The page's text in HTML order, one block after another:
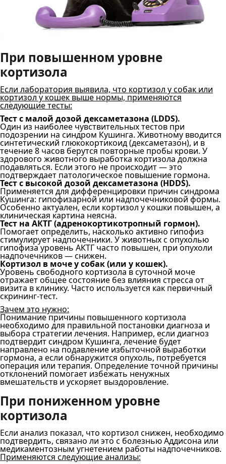
При повышенном уровне
кортизола
Если лаборатория выявила, что кортизол у собак или
кортизол у кошек выше нормы, применяются
следующие тесты:
Тест с малой дозой дексаметазона (LDDS).
Один из наиболее чувствительных тестов при
подозрении на синдром Кушинга. Животному вводится
синтетический глюкокортикоид (дексаметазон), и в
течение 8 часов берутся повторные пробы крови. У
здорового животного выработка кортизола должна
подавляться. Если этого не происходит — это
подтверждает патологическое повышение гормона.
Тест с высокой дозой дексаметазона (HDDS).
Применяется для дифференцировки причин синдрома
Кушинга: гипофизарной или надпочечниковой формы.
Особенно актуален, если кортизол у кошки повышен, а
клиническая картина неясна.
Тест на АКТГ (адренокортикотропный гормон).
Помогает определить, насколько активно гипофиз
стимулирует надпочечники. У животных с опухолью
гипофиза уровень АКТГ часто повышен, при опухоли
надпочечников — снижен.
Кортизол в моче у собак (или у кошек).
Уровень свободного кортизола в суточной моче
отражает общее состояние без влияния стресса от
визита в клинику. Часто используется как первичный
скрининг-тест.
Зачем это нужно:
Понимание причины повышенного кортизола
необходимо для правильной постановки диагноза и
выбора стратегии лечения. Например, если диагноз
подтвердит синдром Кушинга, лечение будет
направлено на подавление избыточной выработки
гормона, а если обнаружится опухоль, потребуется
операция или терапия. Определение точной причины
отклонений помогает избежать ненужных
вмешательств и ускоряет выздоровление.
При пониженном уровне
кортизола
Если анализ показал, что кортизол снижен, необходимо
подтвердить, связано ли это с болезнью Аддисона или
медикаментозным угнетением работы надпочечников.
Применяются следующие анализы: